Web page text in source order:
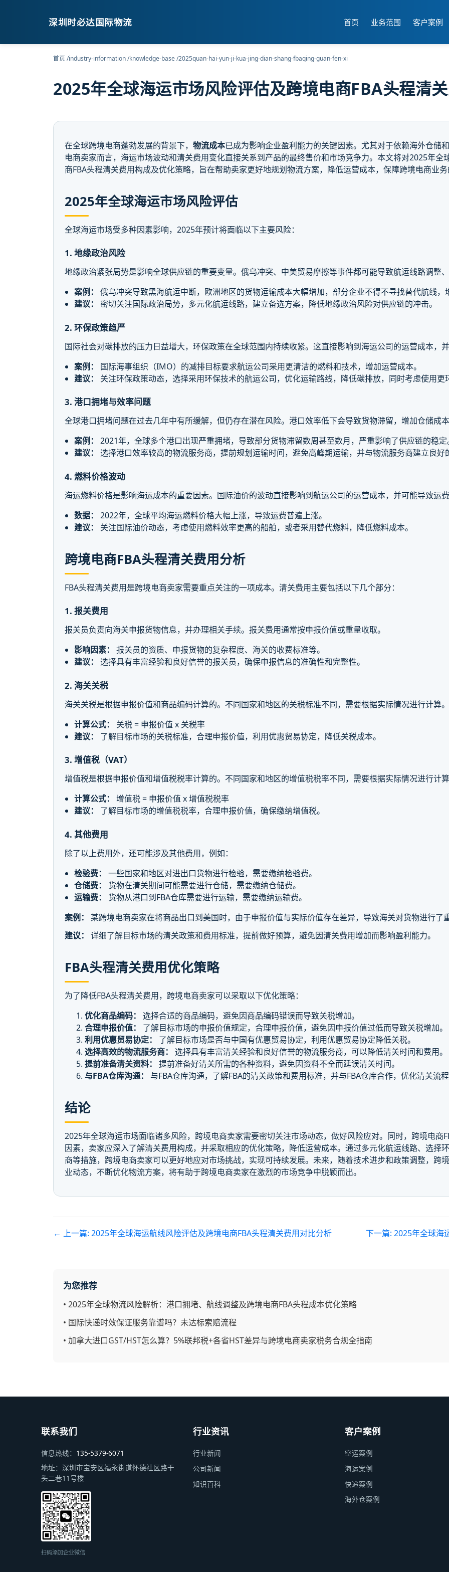
深圳时必达国际物流 首页 业务范围 客户案例
首页/industry-information/knowledge-base/2025quan-hai-yun-ji-kua-jing-dian-shang-fbaqing-guan-fen-xi
2025年全球海运市场风险评估及跨境电商FBA头程清
在全球跨境电商蓬勃发展的背景下，物流成本已成为影响企业盈利能力的关键因素。尤其对于依赖海外仓
电商卖家而言，海运市场波动和清关费用变化直接关系到产品的最终售价和市场竞争力。本文将对2025年
商FBA头程清关费用构成及优化策略，旨在帮助卖家更好地规划物流方案，降低运营成本，保障跨境电商业
2025年全球海运市场风险评估
全球海运市场受多种因素影响，2025年预计将面临以下主要风险：
1. 地缘政治风险
地缘政治紧张局势是影响全球供应链的重要变量。俄乌冲突、中美贸易摩擦等事件都可能导致航运线路调整
案例：
俄乌冲突导致黑海航运中断，欧洲地区的货物运输成本大幅增加，部分企业不得不寻找替代航线，
建议：
密切关注国际政治局势，多元化航运线路，建立备选方案，降低地缘政治风险对供应链的冲击。
2. 环保政策趋严
国际社会对碳排放的压力日益增大，环保政策在全球范围内持续收紧。这直接影响到海运公司的运营成本，
案例：
国际海事组织（IMO）的减排目标要求航运公司采用更清洁的燃料和技术，增加运营成本。
建议：
关注环保政策动态，选择采用环保技术的航运公司，优化运输路线，降低碳排放，同时考虑使用
3. 港口拥堵与效率问题
全球港口拥堵问题在过去几年中有所缓解，但仍存在潜在风险。港口效率低下会导致货物滞留，增加仓储成
案例：
2021年，全球多个港口出现严重拥堵，导致部分货物滞留数周甚至数月，严重影响了供应链的稳定
建议：
选择港口效率较高的物流服务商，提前规划运输时间，避免高峰期运输，并与物流服务商建立良
4. 燃料价格波动
海运燃料价格是影响海运成本的重要因素。国际油价的波动直接影响到航运公司的运营成本，并可能导致运
数据：
2022年，全球平均海运燃料价格大幅上涨，导致运费普遍上涨。
建议：
关注国际油价动态，考虑使用燃料效率更高的船舶，或者采用替代燃料，降低燃料成本。
跨境电商FBA头程清关费用分析
FBA头程清关费用是跨境电商卖家需要重点关注的一项成本。清关费用主要包括以下几个部分：
1. 报关费用
报关员负责向海关申报货物信息，并办理相关手续。报关费用通常按申报价值或重量收取。
影响因素：
报关员的资质、申报货物的复杂程度、海关的收费标准等。
建议：
选择具有丰富经验和良好信誉的报关员，确保申报信息的准确性和完整性。
2. 海关关税
海关关税是根据申报价值和商品编码计算的。不同国家和地区的关税标准不同，需要根据实际情况进行计算
计算公式：
关税 = 申报价值 x 关税率
建议：
了解目标市场的关税标准，合理申报价值，利用优惠贸易协定，降低关税成本。
3. 增值税（VAT）
增值税是根据申报价值和增值税税率计算的。不同国家和地区的增值税税率不同，需要根据实际情况进行计
计算公式：
增值税 = 申报价值 x 增值税税率
建议：
了解目标市场的增值税税率，合理申报价值，确保缴纳增值税。
4. 其他费用
除了以上费用外，还可能涉及其他费用，例如：
检验费：
一些国家和地区对进出口货物进行检验，需要缴纳检验费。
仓储费：
货物在清关期间可能需要进行仓储，需要缴纳仓储费。
运输费：
货物从港口到FBA仓库需要进行运输，需要缴纳运输费。
案例：
某跨境电商卖家在将商品出口到美国时，由于申报价值与实际价值存在差异，导致海关对货物进行了
建议：
详细了解目标市场的清关政策和费用标准，提前做好预算，避免因清关费用增加而影响盈利能力。
FBA头程清关费用优化策略
为了降低FBA头程清关费用，跨境电商卖家可以采取以下优化策略：
优化商品编码：
选择合适的商品编码，避免因商品编码错误而导致关税增加。
合理申报价值：
了解目标市场的申报价值规定，合理申报价值，避免因申报价值过低而导致关税增加。
利用优惠贸易协定：
了解目标市场是否与中国有优惠贸易协定，利用优惠贸易协定降低关税。
选择高效的物流服务商：
选择具有丰富清关经验和良好信誉的物流服务商，可以降低清关时间和费用。
提前准备清关资料：
提前准备好清关所需的各种资料，避免因资料不全而延误清关时间。
与FBA仓库沟通：
与FBA仓库沟通，了解FBA的清关政策和费用标准，并与FBA仓库合作，优化清关流
结论
2025年全球海运市场面临诸多风险，跨境电商卖家需要密切关注市场动态，做好风险应对。同时，跨境电商
因素，卖家应深入了解清关费用构成，并采取相应的优化策略，降低运营成本。通过多元化航运线路、选择
商等措施，跨境电商卖家可以更好地应对市场挑战，实现可持续发展。未来，随着技术进步和政策调整，跨
业动态，不断优化物流方案，将有助于跨境电商卖家在激烈的市场竞争中脱颖而出。
← 上一篇: 2025年全球海运航线风险评估及跨境电商FBA头程清关费用对比分析 下一篇: 2025年全球海
为您推荐
• 2025年全球物流风险解析：港口拥堵、航线调整及跨境电商FBA头程成本优化策略
• 国际快递时效保证服务靠谱吗？未达标索赔流程
• 加拿大进口GST/HST怎么算？5%联邦税+各省HST差异与跨境电商卖家税务合规全指南
联系我们
信息热线： 135-5379-6071
地址： 深圳市宝安区福永街道怀德社区路干
头二巷11号楼
扫码添加企业微信
行业资讯
行业新闻
公司新闻
知识百科
客户案例
空运案例
海运案例
快递案例
海外仓案例